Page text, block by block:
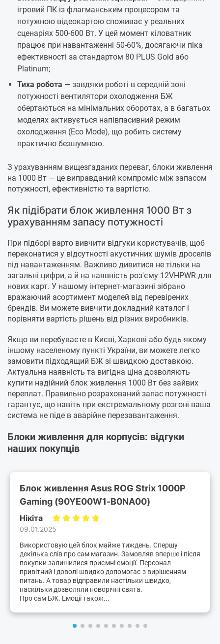
ігровий ПК із флагманським процесором та
потужною відеокартою споживає у реальних
сценаріях 500-600 Вт. У цей момент кіловатник
працює при навантаженні 50-60%, досягаючи піка
ефективності за стандартом 80 PLUS Gold або
Platinum;
Тиха робота — завдяки роботі в середній зоні
потужності вентилятори охолодження БЖ
обертаються на мінімальних оборотах, а в багатьох
моделях активується напівпасивний режим
охолодження (Eco Mode), що робить систему
практично безшумною.
З урахуванням вищезгаданих переваг, блоки живлення
на 1000 Вт — це виправданий компроміс між запасом
потужності, ефективністю та вартістю.
Як підібрати блок живлення 1000 Вт з
урахуванням запасу потужності
При підборі варто вивчити відгуки користувачів, щоб
переконатися у відсутності акустичних шумів дроселів
під навантаженням. Важливо дивитися не тільки на
загальні цифри, а й на наявність роз'єму 12VHPWR для
нових карт. У нашому інтернет-магазині зібрано
вражаючий асортимент моделей від перевірених
брендів. Ви можете вивчити докладний каталог і
порівняти вартість рішень від різних виробників.
Якщо ви перебуваєте в Києві, Харкові або будь-якому
іншому населеному пункті України, ви можете легко
замовити підходящий БЖ зі швидкою доставкою.
Актуальна наявність та вигідна ціна дозволяють
купити надійний блок живлення 1000 Вт без зайвих
переплат. Правильно розрахований запас потужності
гарантує, що навіть при екстремальному розгоні ваша
система не піде в аварійне перезавантаження.
Блоки живлення для корпусів: відгуки
наших покупців
Блок живлення Asus ROG Strix 1000P
Gaming (90YE00W1-B0NA00)
Нікіта
09.01.2025
Використовую цей блок майже тиждень. Спершу
декілька слів про сам магазин. Замовляв вперше і після
покупки залишилися приємні емоції. Персонал
привітний і доволі швидко допомогає з вирішенням
питань. А товар відправили настільки швидко,
наскільки дозволяли новорічні свята.
Про сам БЖ. Емоції також...